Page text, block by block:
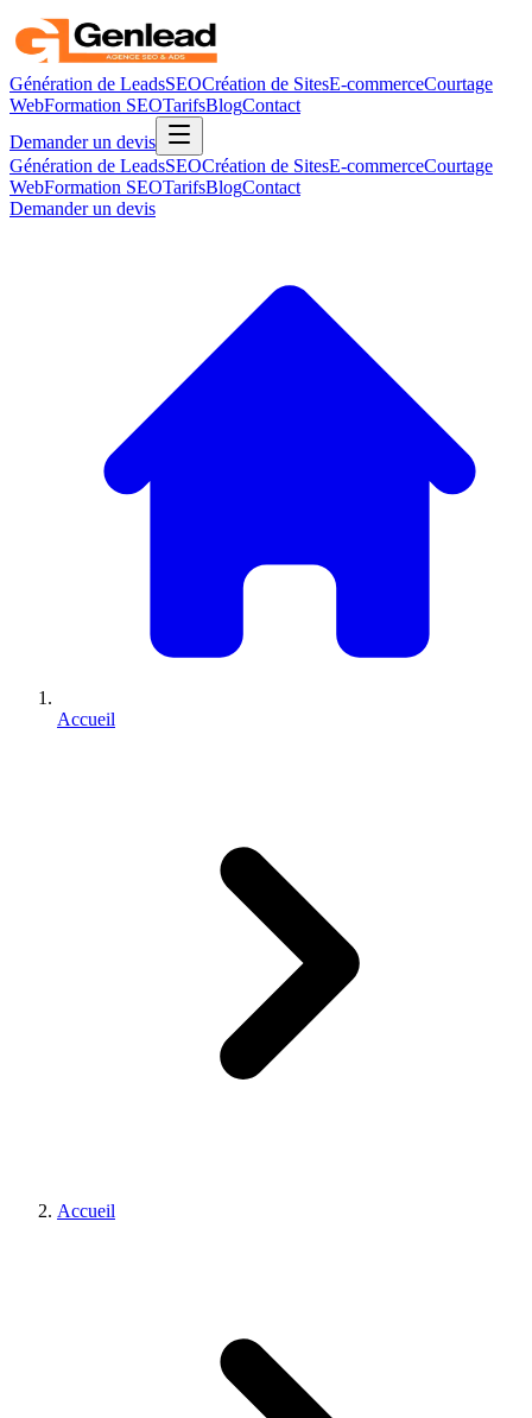
Génération de LeadsSEOCréation de SitesE-commerceCourtage
WebFormation SEOTarifsBlogContact
Demander un devis
Génération de LeadsSEOCréation de SitesE-commerceCourtage
WebFormation SEOTarifsBlogContact
Demander un devis
Accueil
Accueil